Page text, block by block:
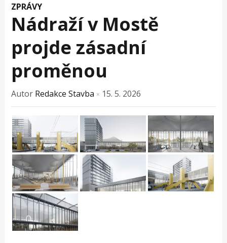
ZPRÁVY
Nádraží v Mostě
projde zásadní
proměnou
Autor Redakce Stavba × 15. 5. 2026